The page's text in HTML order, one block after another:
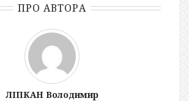
ПРО АВТОРА
ЛІПКАН Володимир